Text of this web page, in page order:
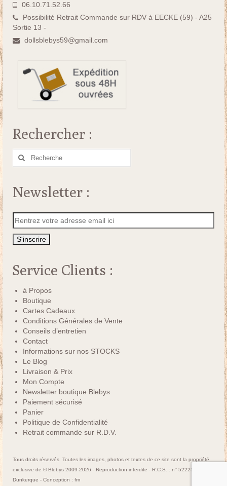
06.10.71.52.66
Possibilité Retrait Commande sur RDV à EECKE (59) - A25
Sortie 13 -
dollsblebys59@gmail.com
Rechercher :
Rechercher
Newsletter :
Service Clients :
à Propos
Boutique
Cartes Cadeaux
Conditions Générales de Vente
Conseils d’entretien
Contact
Informations sur nos STOCKS
Le Blog
Livraison & Prix
Mon Compte
Newsletter boutique Blebys
Paiement sécurisé
Panier
Politique de Confidentialité
Retrait commande sur R.D.V.
Tous droits réservés. Toutes les images, photos et textes de ce site sont la propriété
exclusive de © Blebys 2009-2026 - Reproduction interdite - R.C.S. : n° 522250463
Dunkerque - Conception : fm